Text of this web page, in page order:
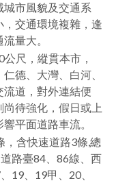
市風貌及交通系
交通環境複雜，逢
量大。
尺，縱貫本市，
德、大灣、白河、
道，對外連結便
待強化，假日或上
平面道路車流。
，含快速道路3條,總
路臺84、86線、西
19、19甲、20、